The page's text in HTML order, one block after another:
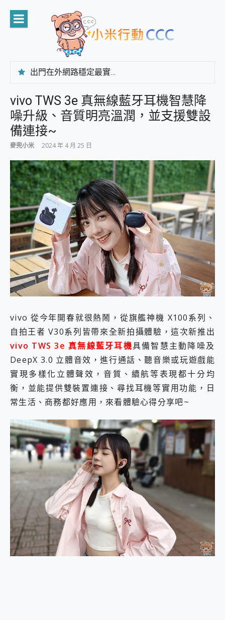
content
出門在外網路穩定最實在 「台灣大哥大」榮獲 4G/5G 在線率全球 NO.3 全台第一與全台六冠王實測心得，走到哪順到哪！
CP 值天花板~ Bongcom BS5 足球君開箱~ 短焦投影機 3千元就能擁有！ 折扣碼在這～
專為 PC上的 XBOX和掌機設計的 FireCuda X1070 SSD 固態硬碟開箱 評測
台灣製攝影機在這裡，100%全無線設計 SpotCam Solo Eco 太陽能防水雲端攝影機 SpotCam Solo 3 2.5K高畫質戶外攝影機 開箱 評測
AI 支付 一錶搞定大小事 Xiaomi Watch 5 開箱 評測
超驚艷 讓人一眼就愛上 LENOVO 聯想 Yoga Book 9 14吋 AI輕薄筆電 開箱 評測
美到讓人超想擁有 moto pad 60 系列 與 Moto | Swarovski razr 60 冰藍限定版本 開箱 評測
好用的 EaseUS Partition Master 讓您輕鬆的移除與格式化有防寫保護的隨身碟或SD卡
一鍵修復模糊影片、舊照的 AI 好幫手! VideoProc Converter AI 新版全解析 × 年末優惠，一篇全看懂
小朋友才做選擇 投影機 RGB藍牙音響 氛圍情境燈 我通通都要！ Starfish 2 幻彩膠囊投影機｜結合「 智慧投影 & 煥彩流動 」的沈浸式生活新體驗
外型超吸晴~ 給您絕佳操控體驗 GravaStar Mercury K1 系列 異星機械鍵盤與 Mercury X 系列 輕量無線電競滑鼠 開箱 評測
開箱~變身「蜘蛛人」椅子軍師！MSI MPG 491CQP QD-OLED 超寬曲面電競螢幕，多工辦公、爽度滿滿的終極桌面體驗
iPhone 17 系列 有認證的防護來囉！ imos 首家導入 UL MCV 行銷宣告驗證的手機配件品牌
DJI Osmo Pocket 3 爽爽帶回家 歡慶 EaseUS 21 週年到來，「Slogan 海報徵稿活動」好康大放送
小巧好吸不擋鏡頭 有Qi2認證的 ONPRO MagReact MXs2 5000mAh薄型磁吸無線急速行動電源 開箱 評測
會走動的冷暖氣 SONY REON POCKET PRO 穿戴式智慧冷暖調溫裝置 開箱 評測
寶可夢飛人外掛iToolab AnyGo全新升級，GO Fest 五折優惠嗨翻天！支援 iOS/Android！
超好用的 PLAUD NotePin AI 智慧錄音膠囊~ 您的AI 秘書已上線 每月免費送你 300分鐘轉寫
COMPUTEX 2025 來囉！AGI亞奇雷 AI・Gaming・創作儲存方案登場，趕快來AGI亞奇雷挑戰任務抽 PS5！
自帶線的 有線無線都能充 ONPRO MagReact M5 10000mAh 5合1 磁吸無線急速行動電源 開箱 評測
飛利浦 JS7310 ⚡【電急便｜行動儲能救車電源】 可靠的旅行夥伴！帶給您優異的安全性與強大供電效能
是螢幕也是電視! 一機超多用途「MSI微星 Modern MD272UPSW 27型」 4K IPS 輕薄商用智慧聯網螢幕 開箱 評測
您的專屬AI 助手 Yoga Slim 7 Aura Edition 觸控AI筆電 開箱 評測
動靜皆宜「HUAWEI FreeArc」開放式耳掛耳機，無感配戴! 超穩超服貼，音質、通話也很優質
25種洗烘模式一機搞定! Roborock 衣莉莎白 H1 Neo分子篩洗脫烘 AI 滾筒洗衣機
給 MSI Claw 系列電競掌機 最完美的家 MSI Nest Docking Station 掌機專屬擴充底座 開箱 評測
B&O 精品級音響! Home+ 中嘉寬頻 SoundBox 劇院串流盒 開箱 評測
2億 APO蔡司長焦神機降臨~ vivo X200 Pro、vivo X200 就是這麼好拍
EaseUS Vocal Remover 免費線上去聲器一鍵去除人聲 人聲 音樂分離 2024 消除人聲推薦
3 個超值 MHN 飛人工具分享~~ iToolab AnyGo 魔物獵人 Now飛人 ios教學 不出門也可以到處走
Locawhere AnyTo 寶可夢飛人 AnyTo 不出門也可以飛遍全世界
小體積 40000mAh 超大容量 一次充5個設備 充好充滿 CUKTECH 酷態科 300W 微型充電站 開箱 評測
97.3% 恢復率，資料救援就是這麼簡單 EaseUS Data Recovery Wizard Free 18.0.0 業界最好的資料救援軟體
磁碟系統大風吹 有了 磁碟管理程式 EaseUS Partition Master 就是這麼簡單
全新 SONY Xperia 1 VI 開箱! 相機實測! 長焦覆蓋更遠更清晰、2日長續航、頂尖影音娛樂效能~
Xiaomi 14 Ultra 開箱 評測~ 有深度的 Leica 影像旗艦手機! 加碼小旗艦 Xiaomi 14 開箱 評測
vivo TWS 3e 真無線藍牙耳機智慧降噪升級、音質明亮溫潤，並支援雙設備連接~
vivo TWS 3e 真無線藍牙耳機智慧降
噪升級、音質明亮溫潤，並支援雙設
備連接~
麥兜小米 2024 年 4 月 25 日
vivo 從今年開春就很熱鬧，從旗艦神機 X100系列、
自拍王者 V30系列皆帶來全新拍攝體驗，這次新推出
vivo TWS 3e 真無線藍牙耳機具備智慧主動降噪及
DeepX 3.0 立體音效，進行通話、聽音樂或玩遊戲能
實現多樣化立體聲效，音質、續航等表現都十分均
衡，並能提供雙裝置連接、尋找耳機等實用功能，日
常生活、商務都好應用，來看體驗心得分享吧~